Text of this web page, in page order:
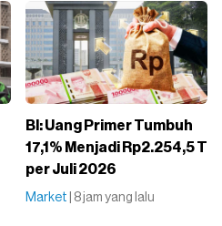
BI: Uang Primer Tumbuh
17,1% Menjadi Rp2.254,5 T
per Juli 2026
Market | 8 jam yang lalu